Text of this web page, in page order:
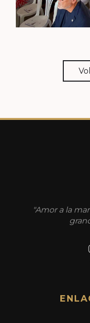
"Amor a la